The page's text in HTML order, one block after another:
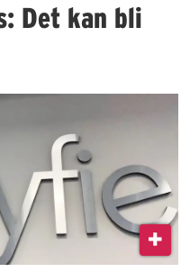
Det kan bli